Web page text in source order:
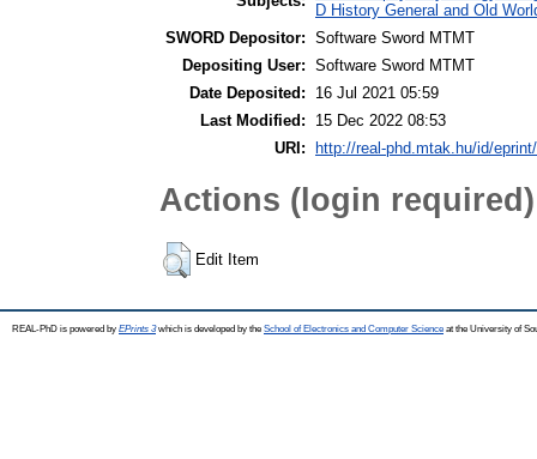
D History General and Old
SWORD Depositor: Software Sword MTMT
Depositing User: Software Sword MTMT
Date Deposited:
16 Jul 2021 05:59
Last Modified:
15 Dec 2022 08:53
URI:
http://real-phd.mtak.hu/id/
Actions (login required)
Edit Item
REAL-PhD is powered by EPrints 3which is developed by the School of Electronics and Computer Science at the University of